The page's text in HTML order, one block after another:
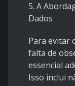
5. A
Dados
Para evitar
falta de
essencial
Isso inclui